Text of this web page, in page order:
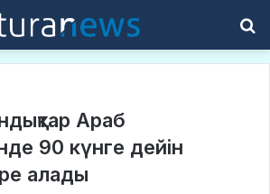
Араб
90 күнге дейін
алады